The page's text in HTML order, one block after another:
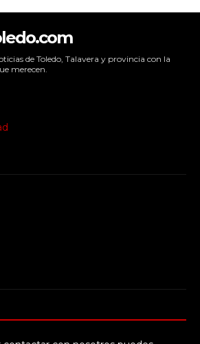
de Toledo, Talavera y provincia con la
merecen.